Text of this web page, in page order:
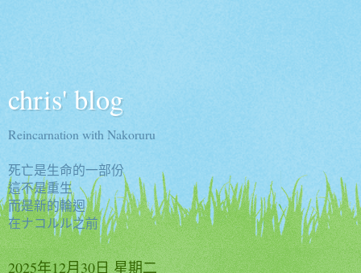
chris' blog
Reincarnation with Nakoruru
死亡是生命的一部份
這不是重生
而是新的輪迴
在ナコルル之前
2025年12月30日 星期二